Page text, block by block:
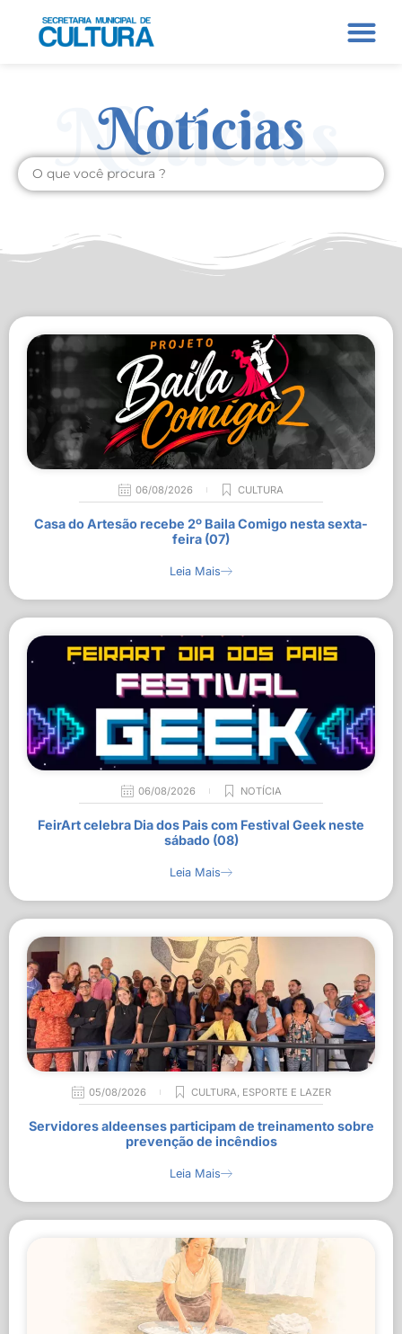
Notícias
Notícias
06/08/2026 CULTURA
Casa do Artesão recebe 2º Baila Comigo nesta sexta-
feira (07)
Leia Mais
06/08/2026 NOTÍCIA
FeirArt celebra Dia dos Pais com Festival Geek neste
sábado (08)
Leia Mais
05/08/2026 CULTURA, ESPORTE E LAZER
Servidores aldeenses participam de treinamento sobre
prevenção de incêndios
Leia Mais